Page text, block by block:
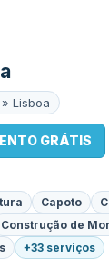
Lisboa
GRÁTIS
Capoto
Construção de
+33 serviços